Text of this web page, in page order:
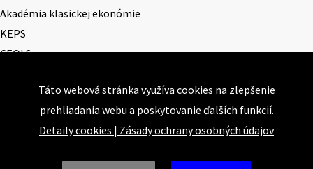
Akadémia klasickej ekonómie
KEPS
CEQLS
Cena Ernesta Valka
Študentská esej
Deň daňového odbremenenia
Táto webová stránka využíva cookies na zlepšenie
prehliadania webu a poskytovanie ďalších funkcií.
Detaily cookies | Zásady ochrany osobných údajov